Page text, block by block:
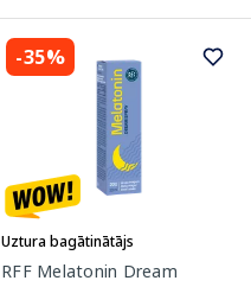
-35%
Uztura bagātinātājs
RFF Melatonin Dream